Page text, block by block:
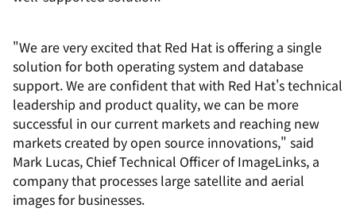
"We are very excited that Red Hat is offering a single
solution for both operating system and database
support. We are confident that with Red Hat's technical
leadership and product quality, we can be more
successful in our current markets and reaching new
markets created by open source innovations," said
Mark Lucas, Chief Technical Officer of ImageLinks, a
company that processes large satellite and aerial
images for businesses.